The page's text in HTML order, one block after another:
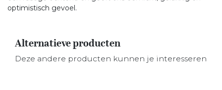
optimistisch gevoel.
Alternatieve producten
Deze andere producten kunnen je interesseren